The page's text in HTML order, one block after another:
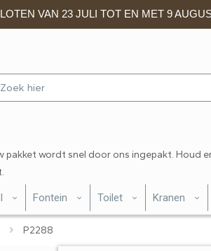
VAN 23 JULI TOT EN MET 9
pakket wordt snel door ons ingepakt. Houd
Fontein Toilet Kranen
P2288